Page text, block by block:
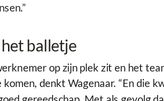
balletje
op zijn plek zit en het
komen, denkt Wagenaar. “En die